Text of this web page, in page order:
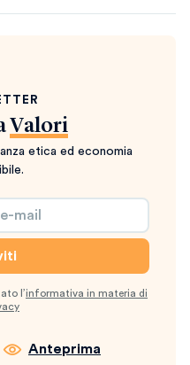
Valori
etica ed economia
l’informativa in materia di
Anteprima